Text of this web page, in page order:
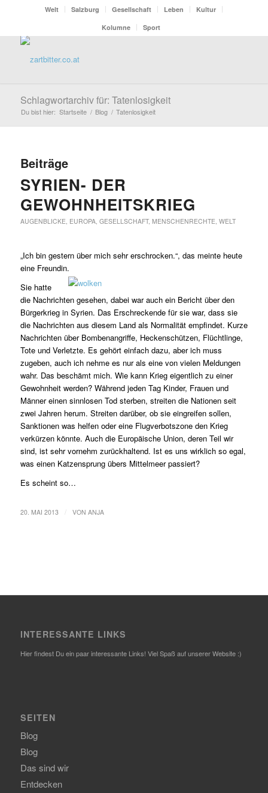
Welt Salzburg Gesellschaft Leben
Kultur
Kolumne
Sport
Schlagwortarchiv für: Tatenlosigkeit
Du bist hier: Startseite / Blog / Tatenlosigkeit
Beiträge
SYRIEN- DER
GEWOHNHEITSKRIEG
AUGENBLICKE, EUROPA, GESELLSCHAFT, MENSCHENRECHTE, WELT
„Ich bin gestern über mich sehr erschrocken.“, das meinte heute
eine Freundin.
Sie hatte
die Nachrichten gesehen, dabei war auch ein Bericht über den
Bürgerkrieg in Syrien. Das Erschreckende für sie war, dass sie
die Nachrichten aus diesem Land als Normalität empfindet. Kurze
Nachrichten über Bombenangriffe, Heckenschützen, Flüchtlinge,
Tote und Verletzte. Es gehört einfach dazu, aber ich muss
zugeben, auch ich nehme es nur als eine von vielen Meldungen
wahr. Das beschämt mich. Wie kann Krieg eigentlich zu einer
Gewohnheit werden? Während jeden Tag Kinder, Frauen und
Männer einen sinnlosen Tod sterben, streiten die Nationen seit
zwei Jahren herum. Streiten darüber, ob sie eingreifen sollen,
Sanktionen was helfen oder eine Flugverbotszone den Krieg
verkürzen könnte. Auch die Europäische Union, deren Teil wir
sind, ist sehr vornehm zurückhaltend. Ist es uns wirklich so egal,
was einen Katzensprung übers Mittelmeer passiert?
Es scheint so…
20. MAI 2013 VON ANJA
INTERESSANTE LINKS
Hier findest Du ein paar interessante Links! Viel Spaß auf unserer Website :)
SEITEN
Blog
Blog
Das sind wir
Entdecken